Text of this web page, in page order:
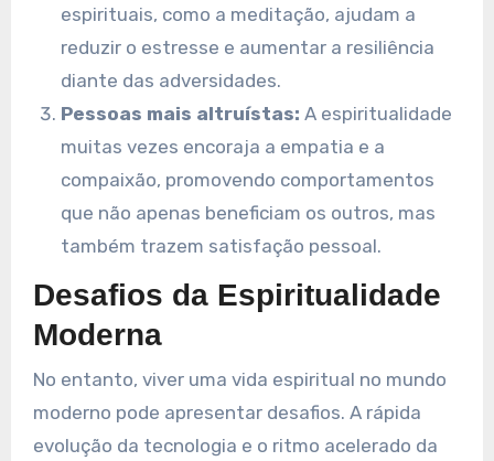
espirituais, como a meditação, ajudam a
reduzir o estresse e aumentar a resiliência
diante das adversidades.
Pessoas mais altruístas: A espiritualidade
muitas vezes encoraja a empatia e a
compaixão, promovendo comportamentos
que não apenas beneficiam os outros, mas
também trazem satisfação pessoal.
Desafios da Espiritualidade
Moderna
No entanto, viver uma vida espiritual no mundo
moderno pode apresentar desafios. A rápida
evolução da tecnologia e o ritmo acelerado da